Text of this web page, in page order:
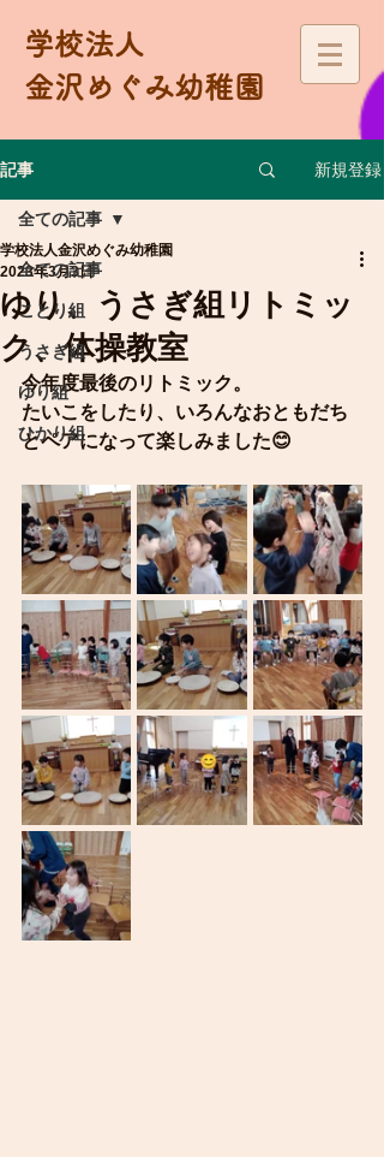
学校法人
金沢めぐみ幼稚園
記事 新規登録
全ての記事
ことり組
うさぎ組
ゆり組
ひかり組
全ての記事
ゆり、うさぎ組リトミッ
ク、体操教室
学校法人金沢めぐみ幼稚園
2023年3月3日
今年度最後のリトミック。
たいこをしたり、いろんなおともだち
とペアになって楽しみました😊